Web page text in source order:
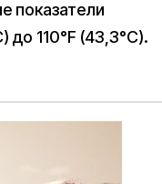
показатели
до 110°F (43,3°С).